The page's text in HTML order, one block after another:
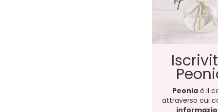
Peoniaè il
attraverso cui